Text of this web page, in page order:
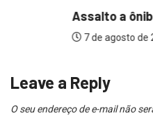
Assalto a ônibus falha
7 de agosto de 2026
Leave a Reply
O seu endereço de e-mail não